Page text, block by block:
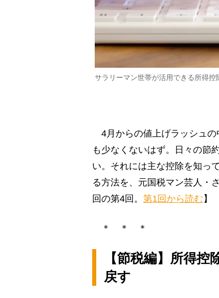
サラリーマン世帯が活用できる所得控
4月からの値上げラッシュの
も少なくないはず。日々の節
い。それには主な控除を知っ
る方法を、元国税マン芸人・
回の第4回。 第1回から読む 】
＊ ＊ ＊
【節税編】所得
戻す